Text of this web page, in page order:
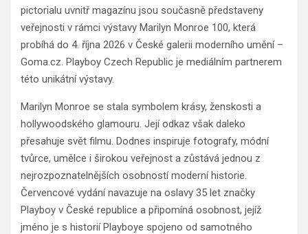
pictorialu uvnitř magazínu jsou současně představeny
veřejnosti v rámci výstavy Marilyn Monroe 100, která
probíhá do 4. října 2026 v České galerii moderního umění –
Goma.cz. Playboy Czech Republic je mediálním partnerem
této unikátní výstavy.
Marilyn Monroe se stala symbolem krásy, ženskosti a
hollywoodského glamouru. Její odkaz však daleko
přesahuje svět filmu. Dodnes inspiruje fotografy, módní
tvůrce, umělce i širokou veřejnost a zůstává jednou z
nejrozpoznatelnějších osobností moderní historie.
Červencové vydání navazuje na oslavy 35 let značky
Playboy v České republice a připomíná osobnost, jejíž
jméno je s historií Playboye spojeno od samotného